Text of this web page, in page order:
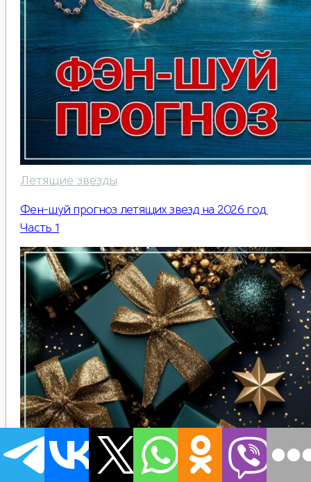
Летящие звезды
Фен-шуй прогноз летящих звезд на 2026 год.
Часть 1